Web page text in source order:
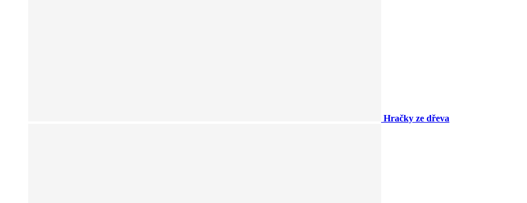
Hračky ze dřeva